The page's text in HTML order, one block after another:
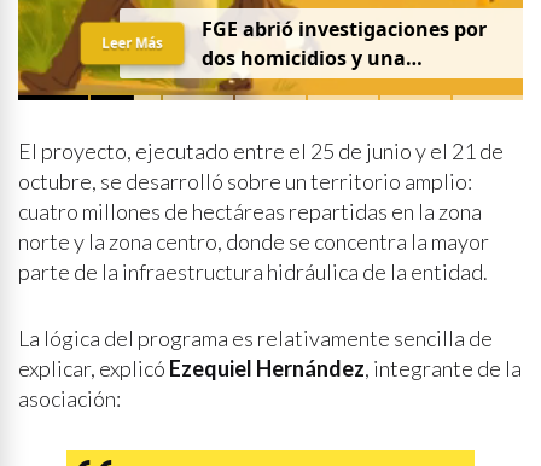
FGE abrió investigaciones por
dos homicidios y una
desaparición el 7 de agosto
Leer Más
El proyecto, ejecutado entre el 25 de junio y el 21 de
octubre, se desarrolló sobre un territorio amplio:
cuatro millones de hectáreas repartidas en la zona
norte y la zona centro, donde se concentra la mayor
parte de la infraestructura hidráulica de la entidad.
La lógica del programa es relativamente sencilla de
explicar, explicó Ezequiel Hernández, integrante de la
asociación: